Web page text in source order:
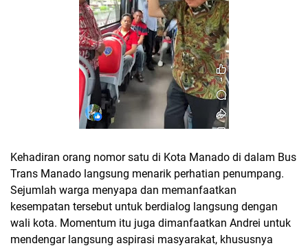
Kehadiran orang nomor satu di Kota Manado di dalam Bus
Trans Manado langsung menarik perhatian penumpang.
Sejumlah warga menyapa dan memanfaatkan
kesempatan tersebut untuk berdialog langsung dengan
wali kota. Momentum itu juga dimanfaatkan Andrei untuk
mendengar langsung aspirasi masyarakat, khususnya